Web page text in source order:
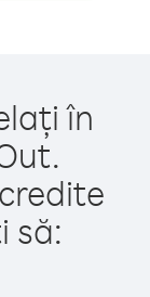
în
să: